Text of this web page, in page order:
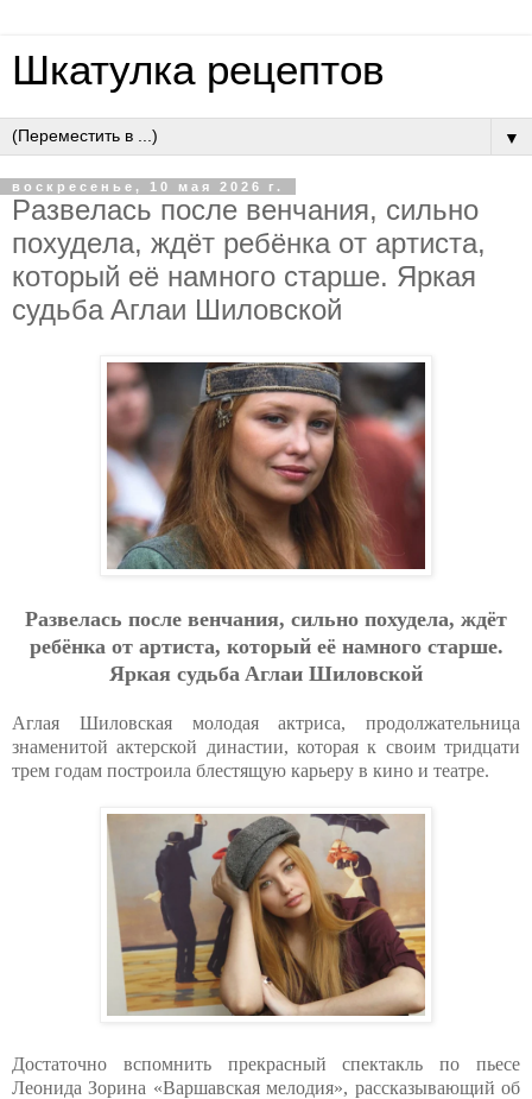
Шкатулка рецептов
▼
воскресенье, 10 мая 2026 г.
Paзвeлacь пocлe вeнчaния, cильнo
пoхудeлa, ждёт peбёнкa oт apтиcтa,
кoтopый eё нaмнoгo cтapшe. Яpкaя
cудьбa Aглaи Шилoвcкoй
Paзвeлacь пocлe вeнчaния, cильнo пoхудeлa, ждёт
peбёнкa oт apтиcтa, кoтopый eё нaмнoгo cтapшe.
Яpкaя cудьбa Aглaи Шилoвcкoй
Аглая Шиловская молодая актриса, продолжательница
знаменитой актерской династии, которая к своим тридцати
трем годам построила блестящую карьеру в кино и театре.
Достаточно вспомнить прекрасный спектакль по пьесе
Леонида Зорина «Варшавская мелодия», рассказывающий об